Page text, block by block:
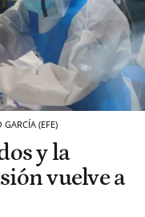
(EFE)
y la
vuelve a